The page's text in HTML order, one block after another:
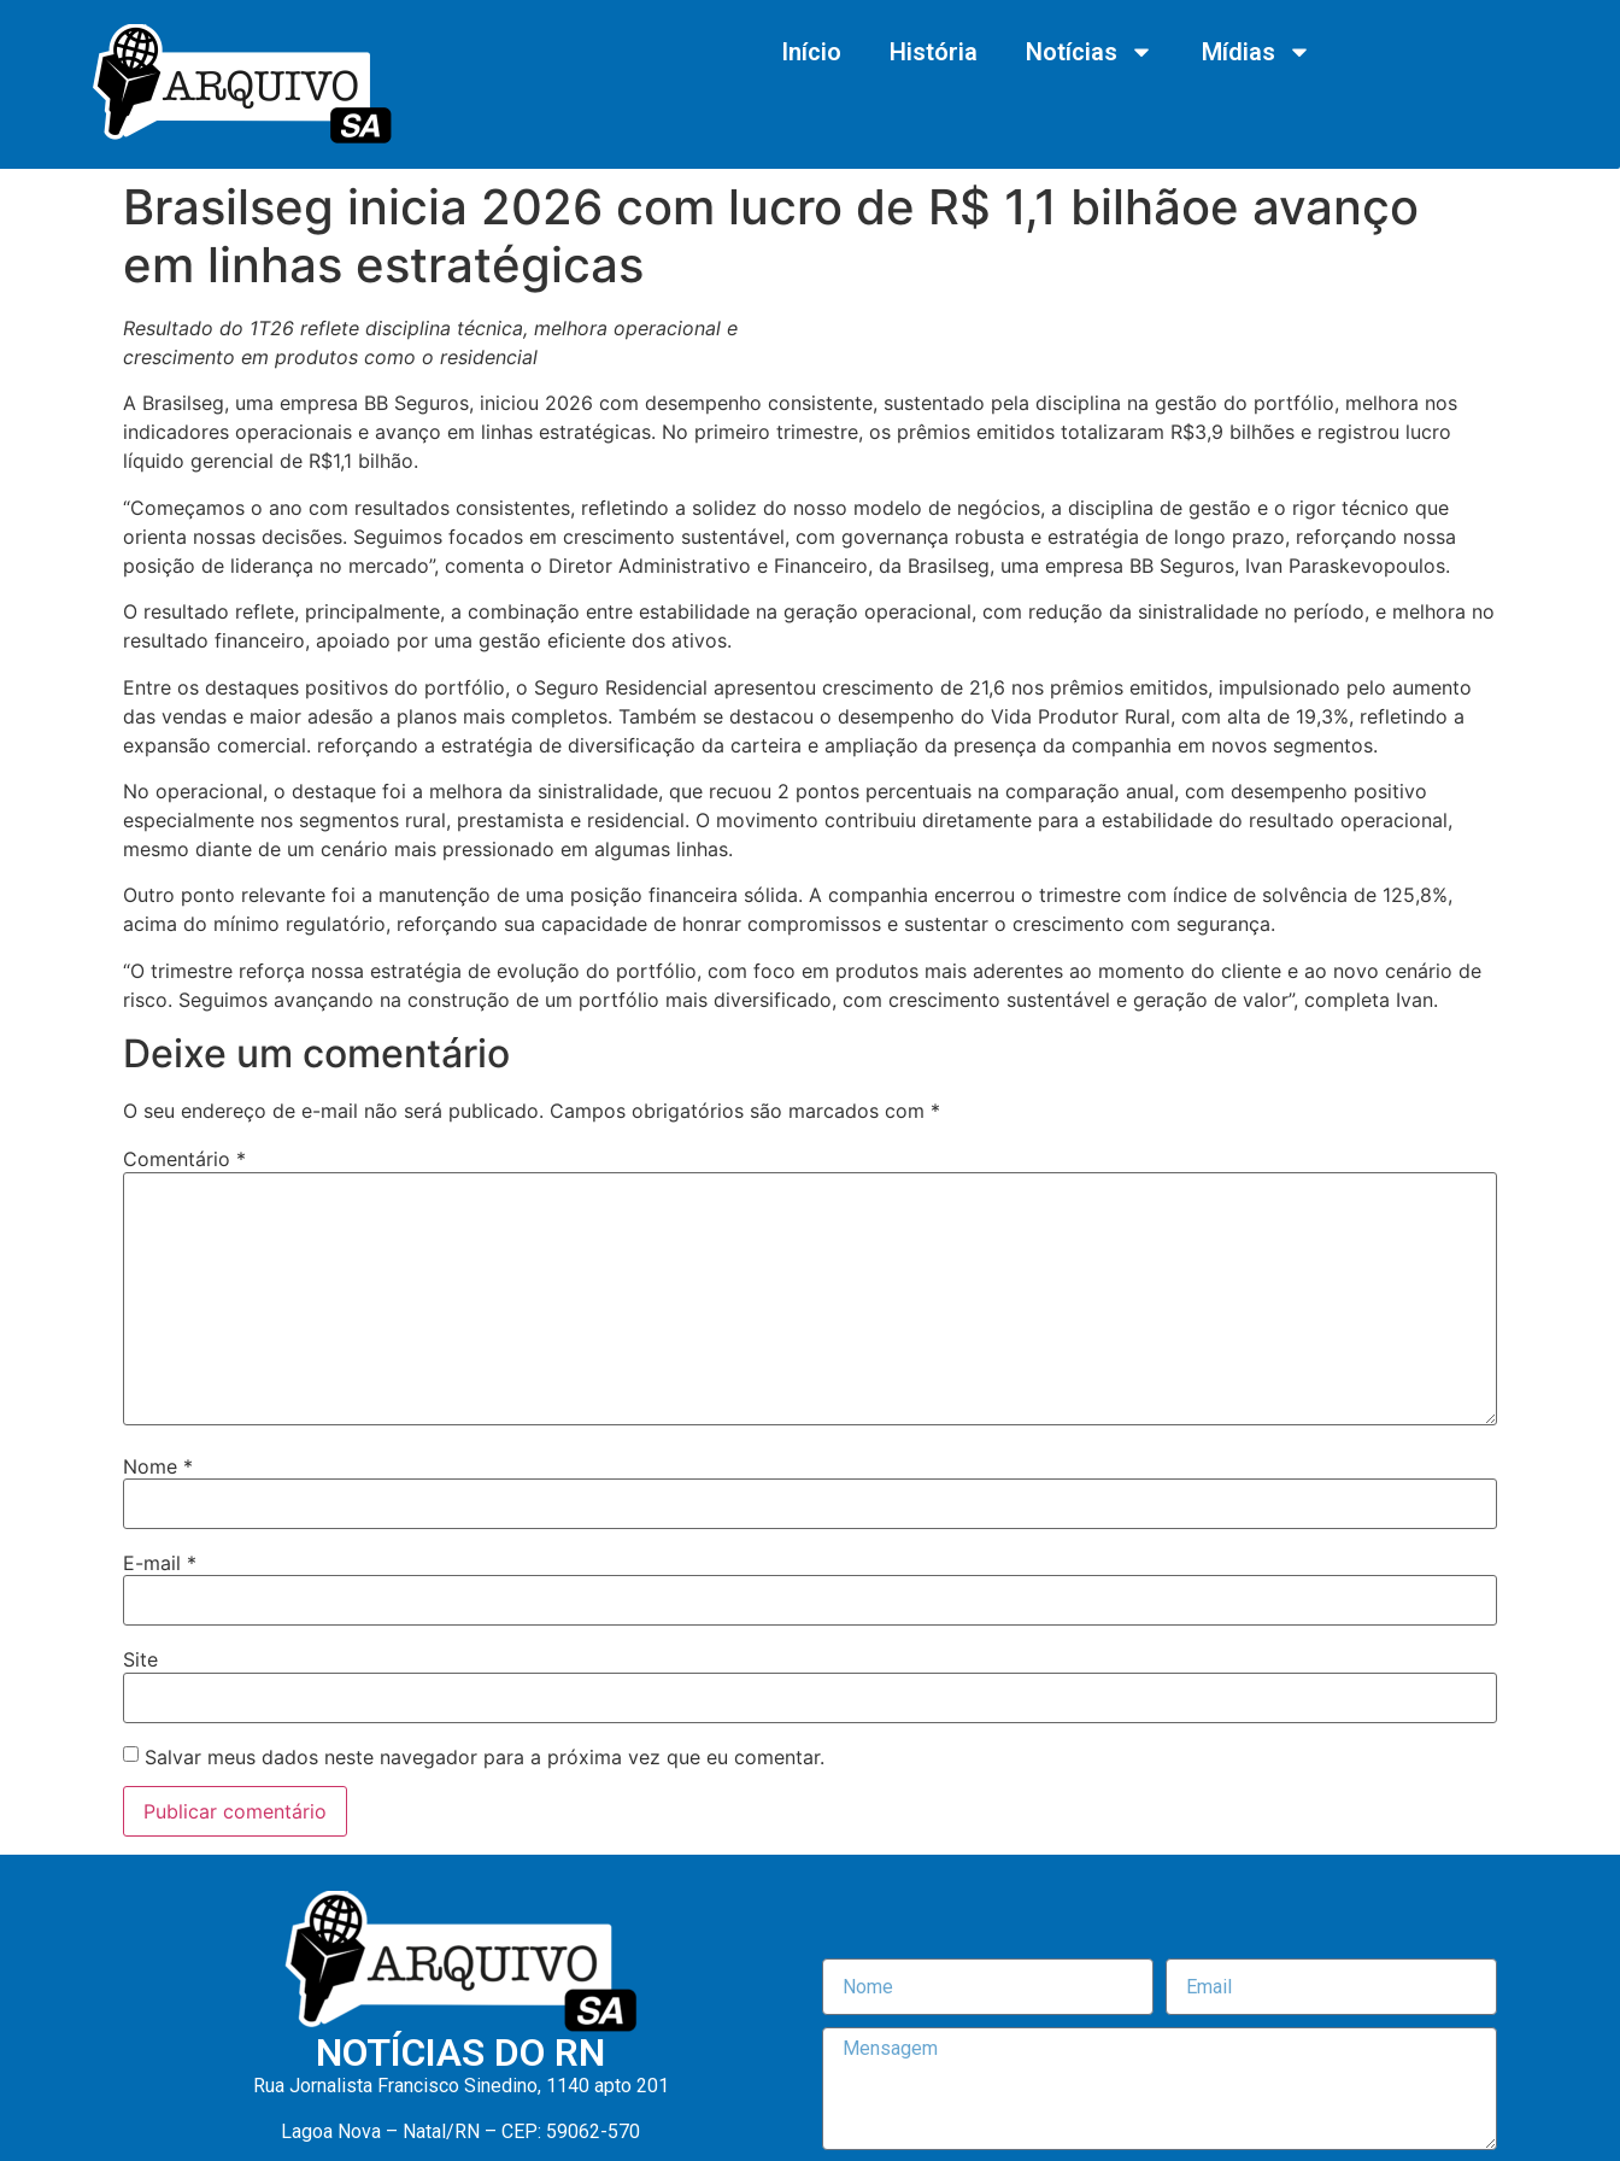
Início História Notícias Mídias
Brasilseg inicia 2026 com lucro de R$ 1,1 bilhãoe avanço
em linhas estratégicas
Resultado do 1T26 reflete disciplina técnica, melhora operacional e
crescimento em produtos como o residencial
A Brasilseg, uma empresa BB Seguros, iniciou 2026 com desempenho consistente, sustentado pela disciplina na gestão do portfólio, melhora nos
indicadores operacionais e avanço em linhas estratégicas. No primeiro trimestre, os prêmios emitidos totalizaram R$3,9 bilhões e registrou lucro
líquido gerencial de R$1,1 bilhão.
“Começamos o ano com resultados consistentes, refletindo a solidez do nosso modelo de negócios, a disciplina de gestão e o rigor técnico que
orienta nossas decisões. Seguimos focados em crescimento sustentável, com governança robusta e estratégia de longo prazo, reforçando nossa
posição de liderança no mercado”, comenta o Diretor Administrativo e Financeiro, da Brasilseg, uma empresa BB Seguros, Ivan Paraskevopoulos.
O resultado reflete, principalmente, a combinação entre estabilidade na geração operacional, com redução da sinistralidade no período, e melhora no
resultado financeiro, apoiado por uma gestão eficiente dos ativos.
Entre os destaques positivos do portfólio, o Seguro Residencial apresentou crescimento de 21,6 nos prêmios emitidos, impulsionado pelo aumento
das vendas e maior adesão a planos mais completos. Também se destacou o desempenho do Vida Produtor Rural, com alta de 19,3%, refletindo a
expansão comercial. reforçando a estratégia de diversificação da carteira e ampliação da presença da companhia em novos segmentos.
No operacional, o destaque foi a melhora da sinistralidade, que recuou 2 pontos percentuais na comparação anual, com desempenho positivo
especialmente nos segmentos rural, prestamista e residencial. O movimento contribuiu diretamente para a estabilidade do resultado operacional,
mesmo diante de um cenário mais pressionado em algumas linhas.
Outro ponto relevante foi a manutenção de uma posição financeira sólida. A companhia encerrou o trimestre com índice de solvência de 125,8%,
acima do mínimo regulatório, reforçando sua capacidade de honrar compromissos e sustentar o crescimento com segurança.
“O trimestre reforça nossa estratégia de evolução do portfólio, com foco em produtos mais aderentes ao momento do cliente e ao novo cenário de
risco. Seguimos avançando na construção de um portfólio mais diversificado, com crescimento sustentável e geração de valor”, completa Ivan.
Deixe um comentário
O seu endereço de e-mail não será publicado. Campos obrigatórios são marcados com *
Comentário *
Nome *
E-mail *
Site
Salvar meus dados neste navegador para a próxima vez que eu comentar.
NOTÍCIAS DO RN
Rua Jornalista Francisco Sinedino, 1140 apto 201
Lagoa Nova – Natal/RN – CEP: 59062-570